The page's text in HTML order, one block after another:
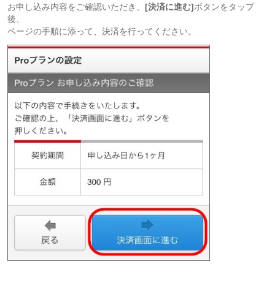
お申し込み内容をご確認いただき、 [決済に進む]ボタンをタップ
後、
ページの手順に添って、決済を行ってください。